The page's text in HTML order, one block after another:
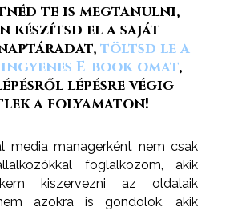
te is megtanulni,
készítsd el a saját
töltsd le a
E-book-omat,
lépésre végig
a folyamaton!
media managerként nem csak
foglalkozom, akik
kiszervezni az oldalaik
azokra is gondolok, akik